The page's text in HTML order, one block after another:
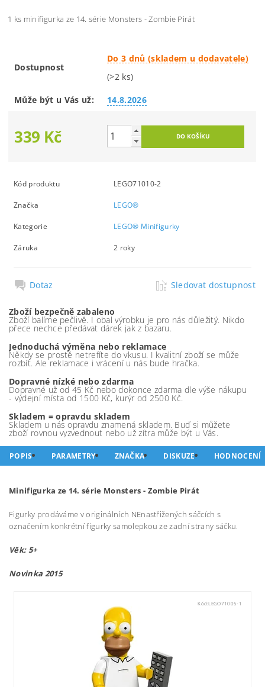
1 ks minifigurka ze 14. série Monsters - Zombie Pirát
Dostupnost
Do 3 dnů (skladem u dodavatele)
(>2 ks)
Může být u Vás už: 14.8.2026
339 Kč
Kód produktu LEGO71010-2
Značka LEGO®
Kategorie LEGO® Minifigurky
Záruka 2 roky
Dotaz Sledovat dostupnost
Zboží bezpečně zabaleno
Zboží balíme pečlivě. I obal výrobku je pro nás důležitý. Nikdo
přece nechce předávat dárek jak z bazaru.
Jednoduchá výměna nebo reklamace
Někdy se prostě netrefíte do vkusu. I kvalitní zboží se může
rozbít. Ale reklamace i vrácení u nás bude hračka.
Dopravné nízké nebo zdarma
Dopravné už od 45 Kč nebo dokonce zdarma dle výše nákupu
- výdejní místa od 1500 Kč, kurýr od 2500 Kč.
Skladem = opravdu skladem
Skladem u nás opravdu znamená skladem. Buď si můžete
zboží rovnou vyzvednout nebo už zítra může být u Vás.
POPIS PARAMETRY ZNAČKA DISKUZE HODNOCENÍ
Minifigurka ze 14. série Monsters - Zombie Pirát
Figurky prodáváme v originálních NEnastřižených sáčcích s
označením konkrétní figurky samolepkou ze zadní strany sáčku.
Věk: 5+
Novinka 2015
Kód:LEGO71005-1